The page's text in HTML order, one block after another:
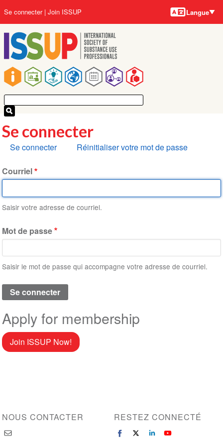
au
contenu
principal
Main
navigation
User
account
menu
Se connecter Join ISSUP Langues
Langue
Se connecter
Onglets
Se connecter Réinitialiser votre mot de passe
Courriel
Saisir votre adresse de courriel.
Mot de passe
Saisir le mot de passe qui accompagne votre adresse de courriel.
Apply for membership
Join ISSUP Now!
NOUS CONTACTER RESTEZ CONNECTÉ